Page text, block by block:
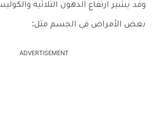
وقد يشير ارتفاع الدهون الثلاثية
بعض الأمراض في الجسم مثل:
ADVERTISEMENT